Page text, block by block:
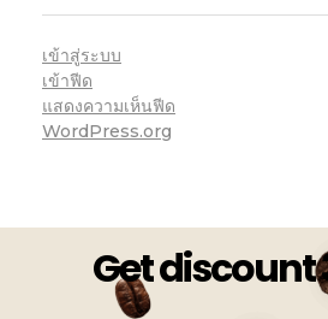
เข้าสู่ระบบ
เข้าฟีด
แสดงความเห็นฟีด
WordPress.org
Get discount